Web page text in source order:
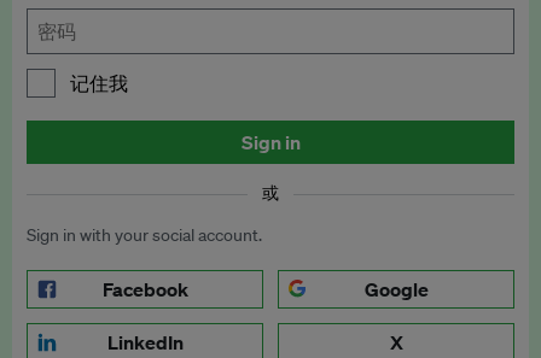
记住我
Sign in
或
Sign in with your social account.
Facebook Google
LinkedIn X